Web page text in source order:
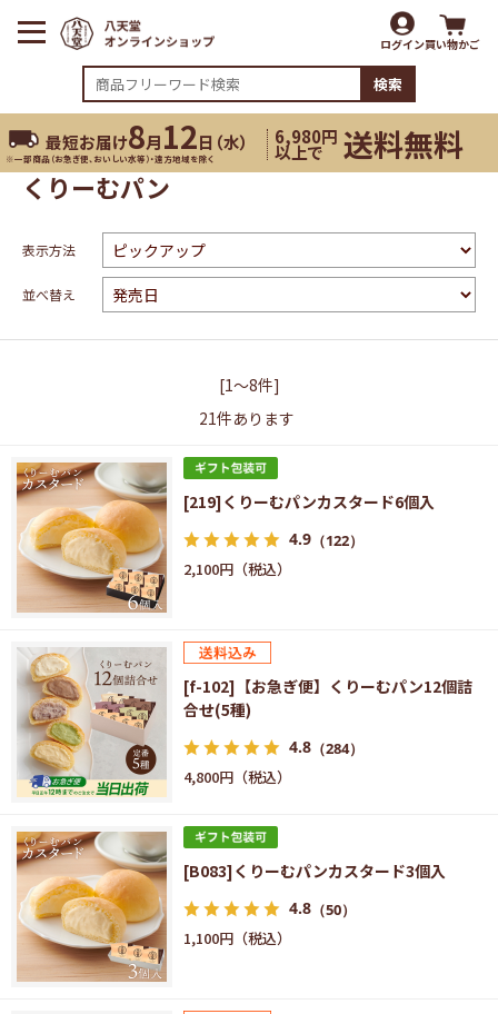
ログイン買い物かご
検索
最短お届け8月12日（水）
※一部商品（お急ぎ便、おいしい水等）・遠方地域を除く
6,980円
以上で 送料無料
くりーむパン
表示方法
並べ替え
[1～8件]
21件あります
[219]くりーむパンカスタード6個入
4.9 （122）
2,100円
[f-102]【お急ぎ便】くりーむパン12個詰
合せ(5種)
4.8 （284）
4,800円
[B083]くりーむパンカスタード3個入
4.8 （50）
1,100円